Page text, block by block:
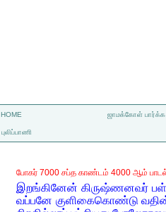
HOME ஜாமக்கோள் பார்க்க
புலிப்பாணி
போகர் 7000 சப்த காண்டம் 4000 ஆம்
இறங்கினேன் கிருஷ்ணனவர்
வப்பனே குளிகைகொண்டு